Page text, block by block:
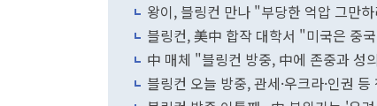
왕이, 블링컨 만나 "부당한 억압 그만
블링컨, 美中 합작 대학서 "미국은 중
中 매체 "블링컨 방중, 中에 존중과 성
블링컨 오늘 방중, 관세·우크라·인권